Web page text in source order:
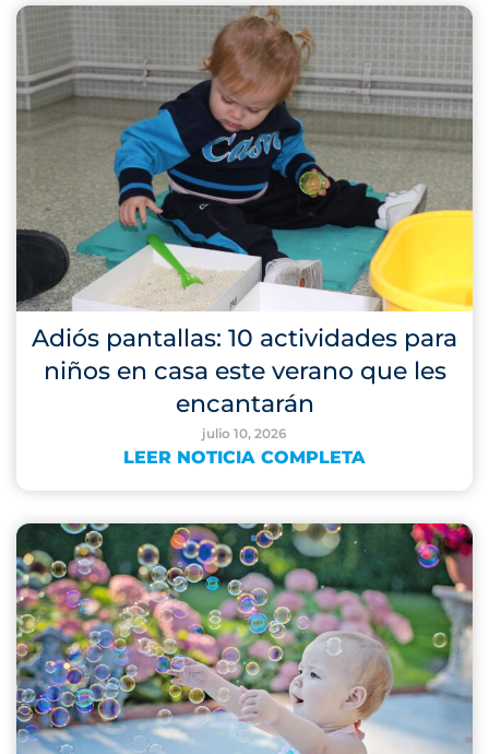
Adiós pantallas: 10 actividades para
niños en casa este verano que les
encantarán
julio 10, 2026
LEER NOTICIA COMPLETA